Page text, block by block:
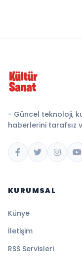
- Güncel teknoloji,
haberlerini tarafsız
KURUMSAL
Künye
İletişim
RSS Servisleri